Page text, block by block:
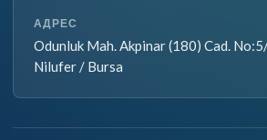
АДРЕС
Odunluk Mah. Akpinar (180) Cad.
Nilufer / Bursa